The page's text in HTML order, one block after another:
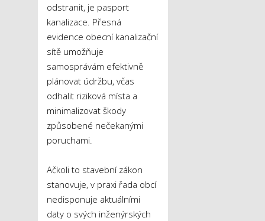
odstranit, je pasport
kanalizace. Přesná
evidence obecní kanalizační
sítě umožňuje
samosprávám efektivně
plánovat údržbu, včas
odhalit riziková místa a
minimalizovat škody
způsobené nečekanými
poruchami.
Ačkoli to stavební zákon
stanovuje, v praxi řada obcí
nedisponuje aktuálními
daty o svých inženýrských